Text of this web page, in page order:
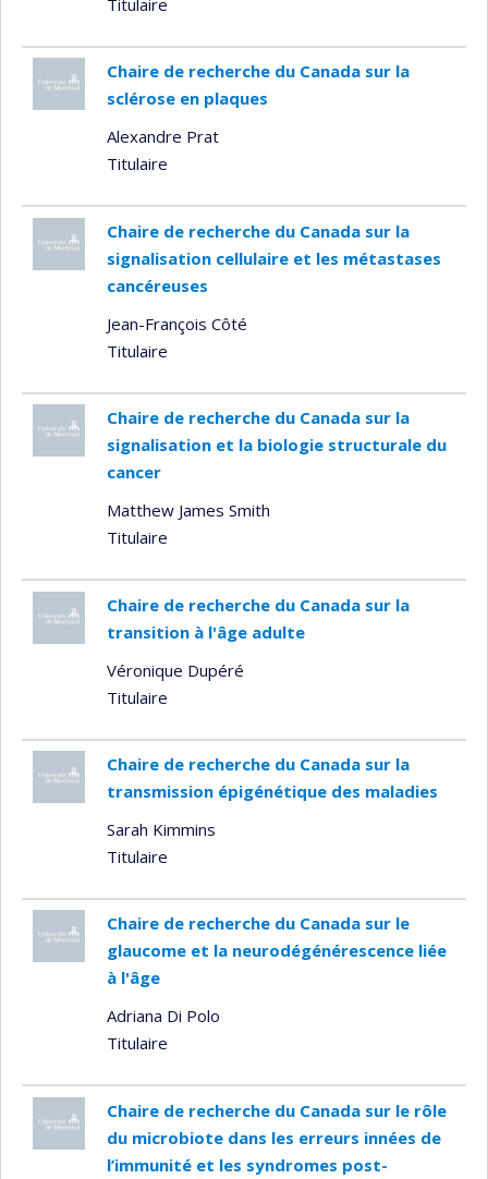
Titulaire
Chaire de recherche du Canada sur la
sclérose en plaques
Alexandre Prat
Titulaire
Chaire de recherche du Canada sur la
signalisation cellulaire et les métastases
cancéreuses
Jean-François Côté
Titulaire
Chaire de recherche du Canada sur la
signalisation et la biologie structurale du
cancer
Matthew James Smith
Titulaire
Chaire de recherche du Canada sur la
transition à l'âge adulte
Véronique Dupéré
Titulaire
Chaire de recherche du Canada sur la
transmission épigénétique des maladies
Sarah Kimmins
Titulaire
Chaire de recherche du Canada sur le
glaucome et la neurodégénérescence liée
à l'âge
Adriana Di Polo
Titulaire
Chaire de recherche du Canada sur le rôle
du microbiote dans les erreurs innées de
l’immunité et les syndromes post-